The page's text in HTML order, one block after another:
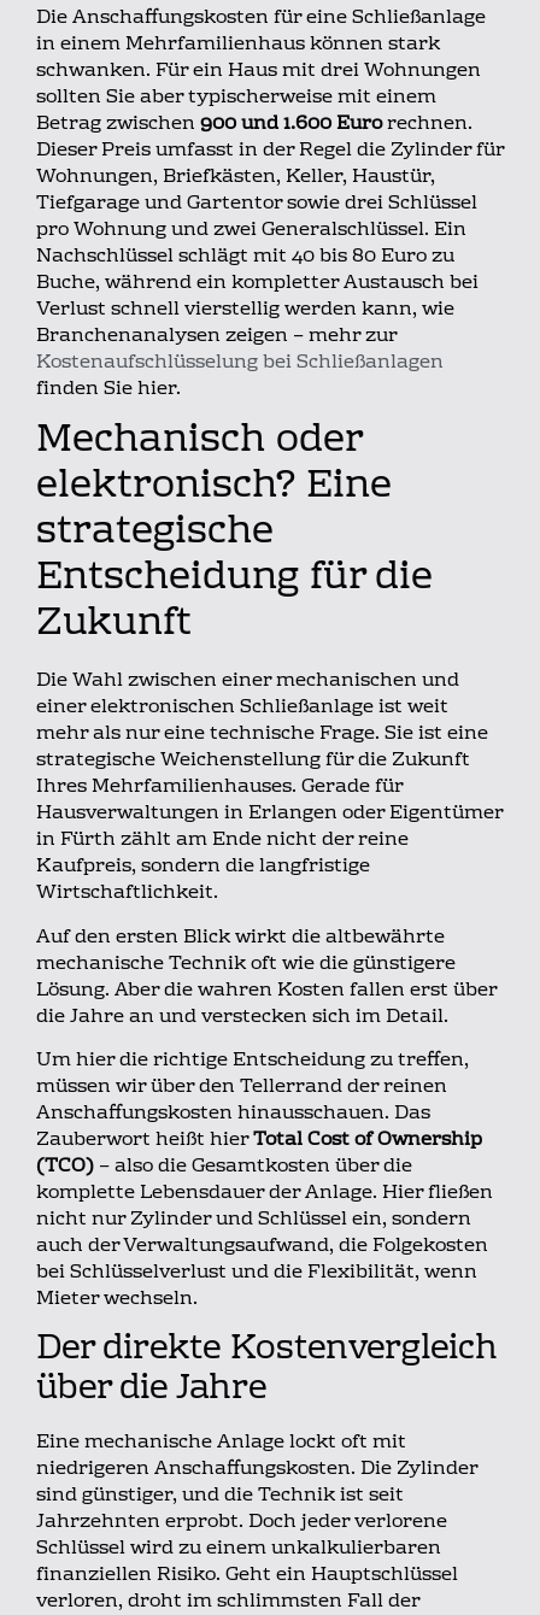
Die Anschaffungskosten für eine Schließanlage
in einem Mehrfamilienhaus können stark
schwanken. Für ein Haus mit drei Wohnungen
sollten Sie aber typischerweise mit einem
Betrag zwischen900 und 1.600 Eurorechnen.
Dieser Preis umfasst in der Regel die Zylinder für
Wohnungen, Briefkästen, Keller, Haustür,
Tiefgarage und Gartentor sowie drei Schlüssel
pro Wohnung und zwei Generalschlüssel. Ein
Nachschlüssel schlägt mit 40 bis 80 Euro zu
Buche, während ein kompletter Austausch bei
Verlust schnell vierstellig werden kann, wie
Branchenanalysen zeigen – mehr zur
Kostenaufschlüsselung bei Schließanlagen
finden Sie hier.
Mechanisch oder
elektronisch? Eine
strategische
Entscheidung für die
Zukunft
Die Wahl zwischen einer mechanischen und
einer elektronischen Schließanlage ist weit
mehr als nur eine technische Frage. Sie ist eine
strategische Weichenstellung für die Zukunft
Ihres Mehrfamilienhauses. Gerade für
Hausverwaltungen in Erlangen oder Eigentümer
in Fürth zählt am Ende nicht der reine
Kaufpreis, sondern die langfristige
Wirtschaftlichkeit.
Auf den ersten Blick wirkt die altbewährte
mechanische Technik oft wie die günstigere
Lösung. Aber die wahren Kosten fallen erst über
die Jahre an und verstecken sich im Detail.
Um hier die richtige Entscheidung zu treffen,
müssen wir über den Tellerrand der reinen
Anschaffungskosten hinausschauen. Das
Zauberwort heißt hierTotal Cost of Ownership
(TCO)– also die Gesamtkosten über die
komplette Lebensdauer der Anlage. Hier fließen
nicht nur Zylinder und Schlüssel ein, sondern
auch der Verwaltungsaufwand, die Folgekosten
bei Schlüsselverlust und die Flexibilität, wenn
Mieter wechseln.
Der direkte Kostenvergleich
über die Jahre
Eine mechanische Anlage lockt oft mit
niedrigeren Anschaffungskosten. Die Zylinder
sind günstiger, und die Technik ist seit
Jahrzehnten erprobt. Doch jeder verlorene
Schlüssel wird zu einem unkalkulierbaren
finanziellen Risiko. Geht ein Hauptschlüssel
verloren, droht im schlimmsten Fall der